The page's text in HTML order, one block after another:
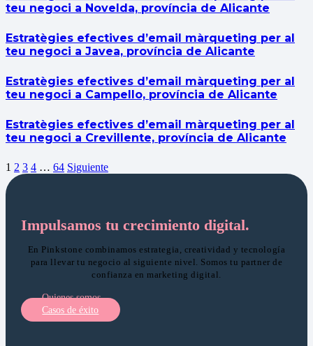
teu negoci a Novelda, província de Alicante
Estratègies efectives d’email màrqueting per al
teu negoci a Javea, província de Alicante
Estratègies efectives d’email màrqueting per al
teu negoci a Campello, província de Alicante
Estratègies efectives d’email màrqueting per al
teu negoci a Crevillente, província de Alicante
1 2 3 4 … 64 Siguiente
Impulsamos tu crecimiento digital.
En Pinkstone combinamos estrategia, creatividad y tecnología
para llevar tu negocio al siguiente nivel. Somos tu partner de
confianza en marketing digital.
Quienes somos
Casos de éxito